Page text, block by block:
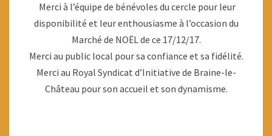
Merci à l’équipe de bénévoles du cercle pour leur
disponibilité et leur enthousiasme à l’occasion du
Marché de NOËL de ce 17/12/17.
Merci au public local pour sa confiance et sa fidélité.
Merci au Royal Syndicat d’Initiative de Braine-le-
Château pour son accueil et son dynamisme.